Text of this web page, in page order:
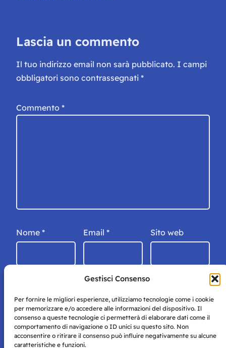
Gestisci Consenso
Per fornire le migliori esperienze, utilizziamo tecnologie come i cookie
per memorizzare e/o accedere alle informazioni del dispositivo. Il
consenso a queste tecnologie ci permetterà di elaborare dati come il
comportamento di navigazione o ID unici su questo sito. Non
acconsentire o ritirare il consenso può influire negativamente su alcune
caratteristiche e funzioni.
Lascia un commento
Il tuo indirizzo email non sarà pubblicato. I campi
obbligatori sono contrassegnati *
Commento *
Nome * Email * Sito web